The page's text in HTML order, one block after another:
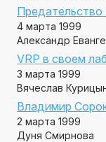
4 марта 1999
Александр
VRP в своем
3 марта 1999
Вячеслав
Владимир
2 марта 1999
Дуня Смирнова